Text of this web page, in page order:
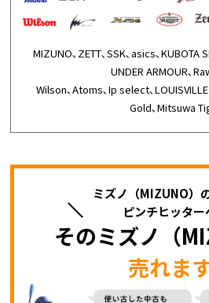
MIZUNO､ZETT､SSK､asics､KUBOTA
UNDER ARMOUR､
Wilson､Atoms､Ip select､
Gold､Mitsuwa
ミズノ（MIZUNO）
ピンチヒッター
そのミズノ（
売れま